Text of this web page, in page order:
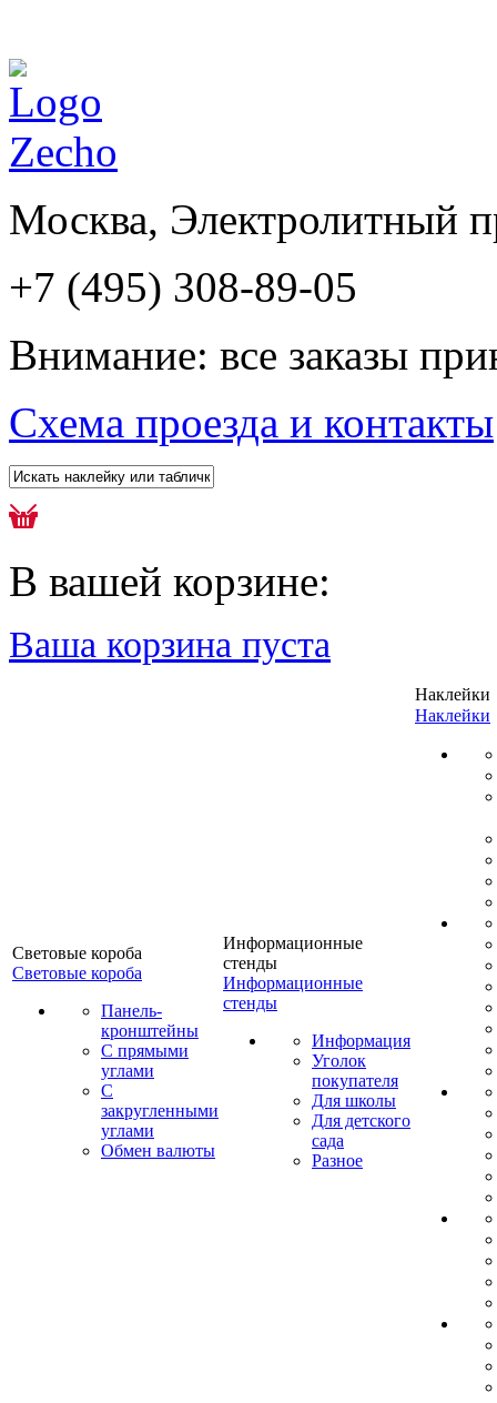
Москва, Электролитный
+7 (495) 308-89-05
Внимание: все заказы
Схема проезда и контакты
В вашей корзине:
Ваша корзина пуста
Световые короба
Световые короба
Панель-
кронштейны
С прямыми
углами
С
закругленными
углами
Обмен валюты
Информационные
стенды
Информационные
стенды
Информация
Уголок
покупателя
Для школы
Для детского
сада
Разное
Наклейки
Наклейки